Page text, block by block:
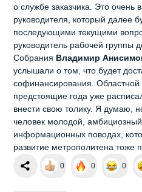
о службе заказчика. Это очень
руководителя, который далее
последующими текущими
руководитель рабочей группы
Собрания Владимир
услышали о том, что будет
софинансирования. Областной
предстоящие года уже
внести свою толику. Я думаю,
человек молодой,
информационных поводах,
развитие метрополитена тоже
0 0 0